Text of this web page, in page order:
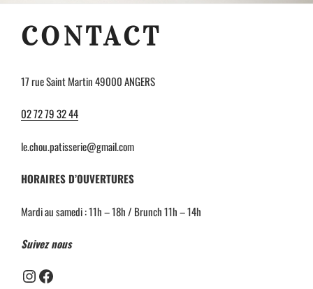
CONTACT
17 rue Saint Martin 49000 ANGERS
02 72 79 32 44
le.chou.patisserie@gmail.com
HORAIRES D’OUVERTURES
Mardi au samedi : 11h – 18h / Brunch 11h – 14h
Suivez nous
Instagram
Facebook